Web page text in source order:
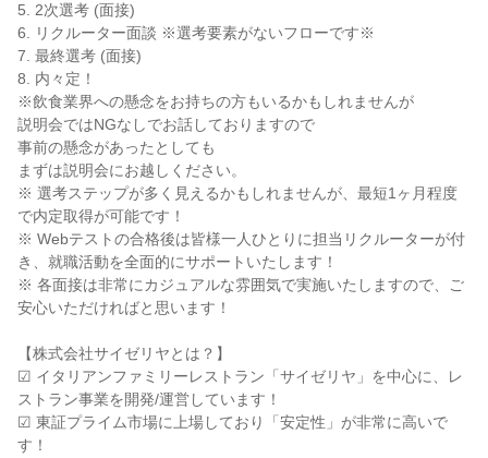
5. 2次選考 (面接)
6. リクルーター面談 ※選考要素がないフローです※
7. 最終選考 (面接)
8. 内々定！
※飲食業界への懸念をお持ちの方もいるかもしれませんが
説明会ではNGなしでお話しておりますので
事前の懸念があったとしても
まずは説明会にお越しください。
※ 選考ステップが多く見えるかもしれませんが、最短1ヶ月程度
で内定取得が可能です！
※ Webテストの合格後は皆様一人ひとりに担当リクルーターが付
き、就職活動を全面的にサポートいたします！
※ 各面接は非常にカジュアルな雰囲気で実施いたしますので、ご
安心いただければと思います！
【株式会社サイゼリヤとは？】
☑ イタリアンファミリーレストラン「サイゼリヤ」を中心に、レ
ストラン事業を開発/運営しています！
☑ 東証プライム市場に上場しており「安定性」が非常に高いで
す！